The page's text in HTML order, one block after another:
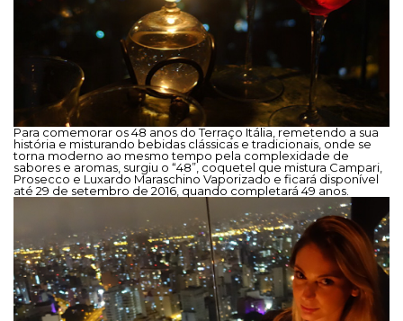
Para comemorar os 48 anos do Terraço Itália, remetendo a sua
história e misturando bebidas clássicas e tradicionais, onde se
torna moderno ao mesmo tempo pela complexidade de
sabores e aromas, surgiu o “48”, coquetel que mistura Campari,
Prosecco e Luxardo Maraschino Vaporizado e ficará disponível
até 29 de setembro de 2016, quando completará 49 anos.